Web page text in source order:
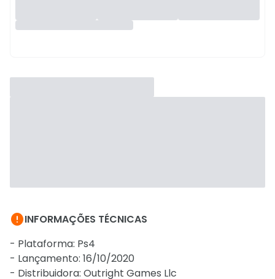
INFORMAÇÕES TÉCNICAS
- Plataforma: Ps4
- Lançamento: 16/10/2020
- Distribuidora: Outright Games Llc